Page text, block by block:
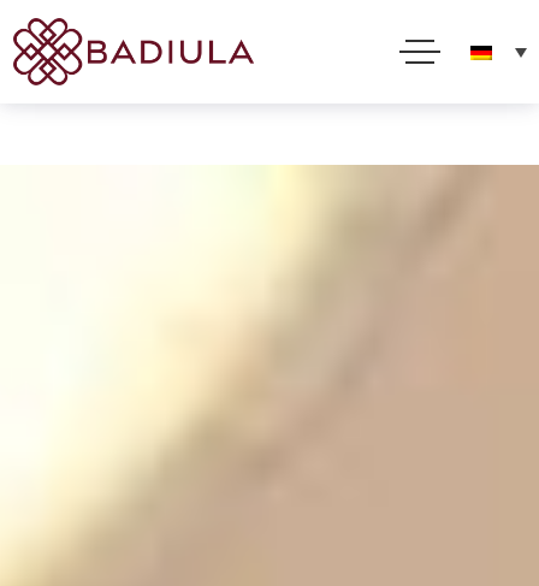
die Nutzung dieser Website stimmen Sie ihrer Verwendung in Übereinstimmung mit unseren
Cookie-Richtlinien zu
Ich akzeptiere Lesen Sie alles